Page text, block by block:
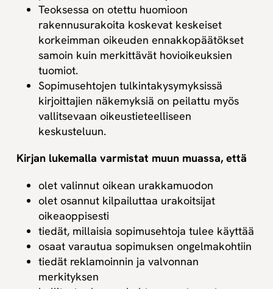
Teoksessa on otettu huomioon
rakennusurakoita koskevat keskeiset
korkeimman oikeuden ennakkopäätökset
samoin kuin merkittävät hovioikeuksien
tuomiot.
Sopimusehtojen tulkintakysymyksissä
kirjoittajien näkemyksiä on peilattu myös
vallitsevaan oikeustieteelliseen
keskusteluun.
Kirjan lukemalla varmistat muun muassa, että
olet valinnut oikean urakkamuodon
olet osannut kilpailuttaa urakoitsijat
oikeaoppisesti
tiedät, millaisia sopimusehtoja tulee käyttää
osaat varautua sopimuksen ongelmakohtiin
tiedät reklamoinnin ja valvonnan
merkityksen